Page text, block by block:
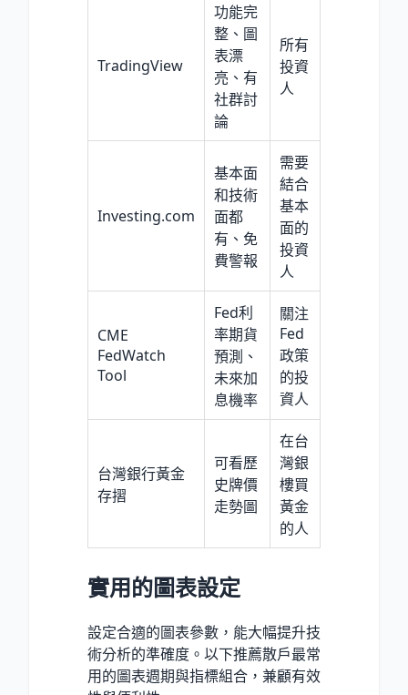
TradingView
功能完
整、圖
表漂
亮、有
社群討
論
所有
投資
人
Investing.com
基本面
和技術
面都
有、免
費警報
需要
結合
基本
面的
投資
人
CME
FedWatch
Tool
Fed利
率期貨
預測、
未來加
息機率
關注
Fed
政策
的投
資人
台灣銀行黃金
存摺
可看歷
史牌價
走勢圖
在台
灣銀
樓買
黃金
的人
實用的圖表設定
設定合適的圖表參數，能大幅提升技
術分析的準確度。以下推薦散戶最常
用的圖表週期與指標組合，兼顧有效